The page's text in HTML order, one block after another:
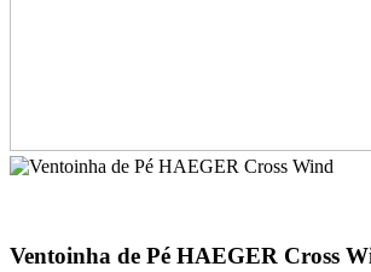
Ventoinha de Pé HAEGER Cross